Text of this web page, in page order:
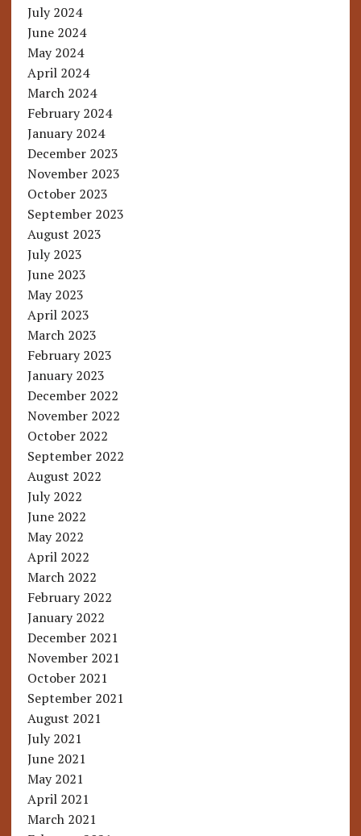
July 2024
June 2024
May 2024
April 2024
March 2024
February 2024
January 2024
December 2023
November 2023
October 2023
September 2023
August 2023
July 2023
June 2023
May 2023
April 2023
March 2023
February 2023
January 2023
December 2022
November 2022
October 2022
September 2022
August 2022
July 2022
June 2022
May 2022
April 2022
March 2022
February 2022
January 2022
December 2021
November 2021
October 2021
September 2021
August 2021
July 2021
June 2021
May 2021
April 2021
March 2021